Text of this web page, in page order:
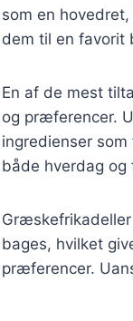
som en
dem til en favorit
En af de mest
og præferencer.
ingredienser
både hverdag og
bages, hvilket
præferencer.